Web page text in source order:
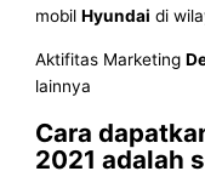
mobilHyundai di
Aktifitas Marketing
lainnya
Cara
2021 adalah